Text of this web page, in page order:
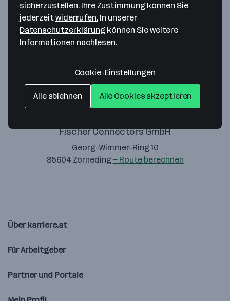
Bitte stimme unseren Cookie-
Richtlinien zu, um diese Karte
anzuzeigen.
Fischer Connectors GmbH
Georg-Wimmer-Ring 10
85604 Zorneding — Route berechnen
Über karriere.at
Für Arbeitgeber
Partner und Portale
sicherzustellen. Ihre Zustimmung können Sie
jederzeitwiderrufen. In unserer
Datenschutzerklärung können Sie weitere
Informationen nachlesen.
Cookie-Einstellungen
Alle ablehnen Alle Cookies akzeptieren